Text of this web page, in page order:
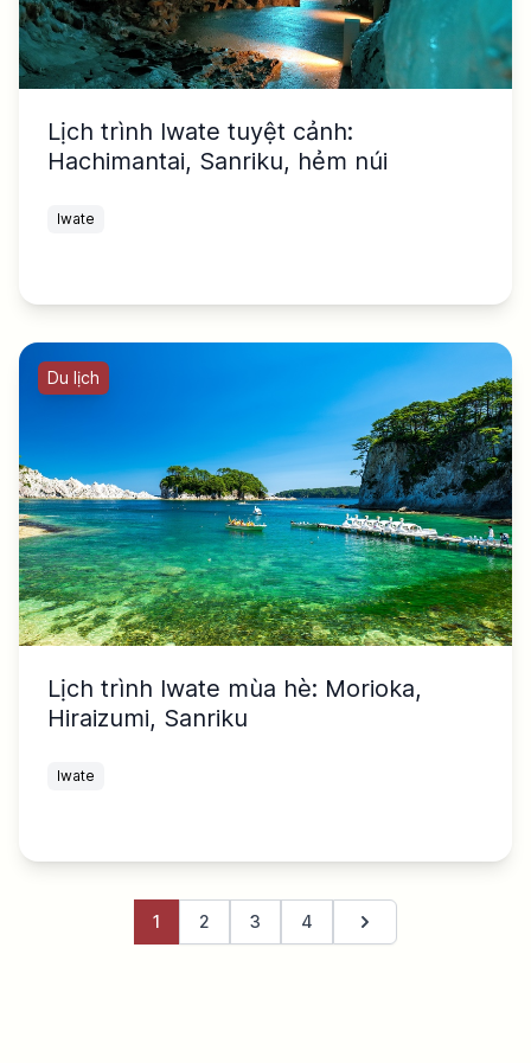
Lịch trình Iwate tuyệt cảnh:
Hachimantai, Sanriku, hẻm núi
Iwate
Du lịch
Lịch trình Iwate mùa hè: Morioka,
Hiraizumi, Sanriku
Iwate
1 2 3 4 Trang tiếp theo